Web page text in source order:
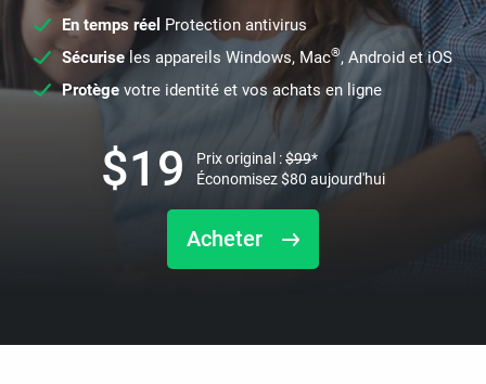
En temps réel Protection antivirus
Sécuriseles appareils Windows, Mac®, Android et iOS
Protège votre identité et vos achats en ligne
Acheter
$19 Prix original :$99*
Économisez$80 aujourd'hui